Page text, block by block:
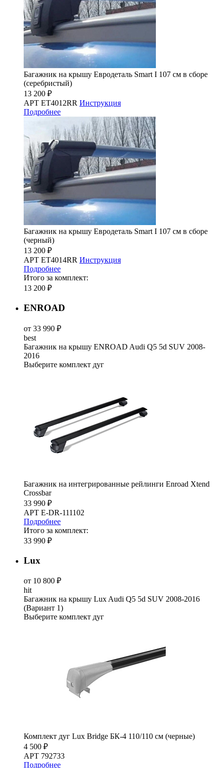
Багажник на крышу Евродеталь Smart I 107 см в сборе
(серебристый)
13 200 ₽
АРТ ET4012RR Инструкция
Подробнее
Багажник на крышу Евродеталь Smart I 107 см в сборе
(черный)
13 200 ₽
АРТ ET4014RR Инструкция
Подробнее
Итого за комплект:
13 200 ₽
ENROAD
от 33 990 ₽
best
Багажник на крышу ENROAD Audi Q5 5d SUV 2008-
2016
Выберите комплект дуг
Багажник на интегрированные рейлинги Enroad Xtend
Crossbar
33 990 ₽
АРТ E-DR-111102
Подробнее
Итого за комплект:
33 990 ₽
Lux
от 10 800 ₽
hit
Багажник на крышу Lux Audi Q5 5d SUV 2008-2016
(Вариант 1)
Выберите комплект дуг
Комплект дуг Lux Bridge БК-4 110/110 см (черные)
4 500 ₽
АРТ 792733
Подробнее